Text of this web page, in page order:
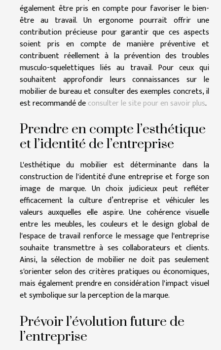
également être pris en compte pour favoriser le bien-
être au travail. Un ergonome pourrait offrir une
contribution précieuse pour garantir que ces aspects
soient pris en compte de manière préventive et
contribuent réellement à la prévention des troubles
musculo-squelettiques liés au travail. Pour ceux qui
souhaitent approfondir leurs connaissances sur le
mobilier de bureau et consulter des exemples concrets, il
est recommandé deconsulter le site pour en savoir plus.
Prendre en compte l’esthétique
et l’identité de l’entreprise
L'esthétique du mobilier est déterminante dans la
construction de l'identité d'une entreprise et forge son
image de marque. Un choix judicieux peut refléter
efficacement la culture d’entreprise et véhiculer les
valeurs auxquelles elle aspire. Une cohérence visuelle
entre les meubles, les couleurs et le design global de
l'espace de travail renforce le message que l'entreprise
souhaite transmettre à ses collaborateurs et clients.
Ainsi, la sélection de mobilier ne doit pas seulement
s'orienter selon des critères pratiques ou économiques,
mais également prendre en considération l'impact visuel
et symbolique sur la perception de la marque.
Prévoir l’évolution future de
l’entreprise